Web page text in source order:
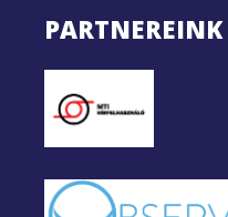
PARTNEREINK